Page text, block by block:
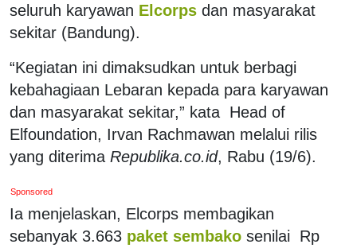
seluruh karyawan Elcorps dan masyarakat
sekitar (Bandung).
“Kegiatan ini dimaksudkan untuk berbagi
kebahagiaan Lebaran kepada para karyawan
dan masyarakat sekitar,” kata Head of
Elfoundation, Irvan Rachmawan melalui rilis
yang diterima Republika.co.id, Rabu (19/6).
Sponsored
Ia menjelaskan, Elcorps membagikan
sebanyak 3.663 paket sembako senilai Rp